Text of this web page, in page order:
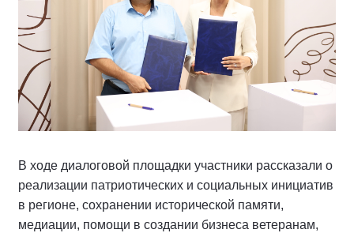
В ходе диалоговой площадки участники рассказали о
реализации патриотических и социальных инициатив
в регионе, сохранении исторической памяти,
медиации, помощи в создании бизнеса ветеранам,